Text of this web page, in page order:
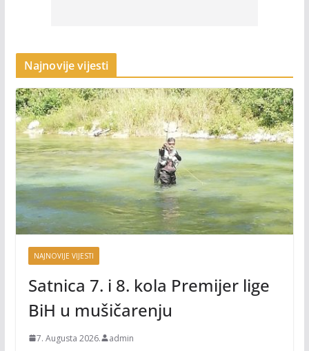
Najnovije vijesti
NAJNOVIJE VIJESTI
Satnica 7. i 8. kola Premijer lige
BiH u mušičarenju
7. Augusta 2026. admin